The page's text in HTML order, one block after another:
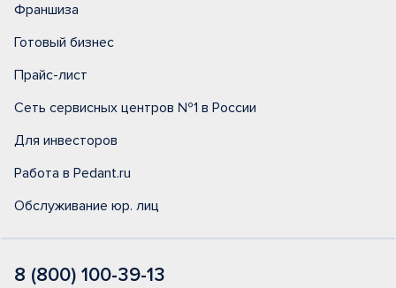
Франшиза
Готовый бизнес
Прайс-лист
Сеть сервисных центров №1 в России
Для инвесторов
Работа в Pedant.ru
Обслуживание юр. лиц
8 (800) 100-39-13